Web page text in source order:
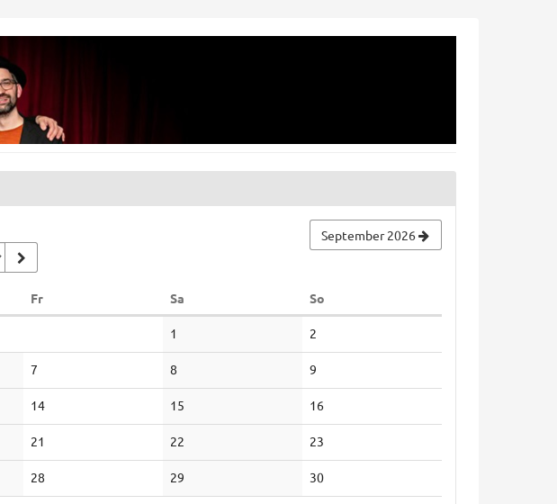
September 2026
FrFreitag Sa So
1
Veranstaltungen
2
Veranstaltungen
7
Veranstaltungen
8
Veranstaltungen
9
Veranstaltungen
14Keine
Veranstaltungen
15
Veranstaltungen
16Keine
Veranstaltungen
21
Veranstaltungen
22
Veranstaltungen
23
Veranstaltungen
28
Veranstaltungen
29
Veranstaltungen
30Keine
Veranstaltungen